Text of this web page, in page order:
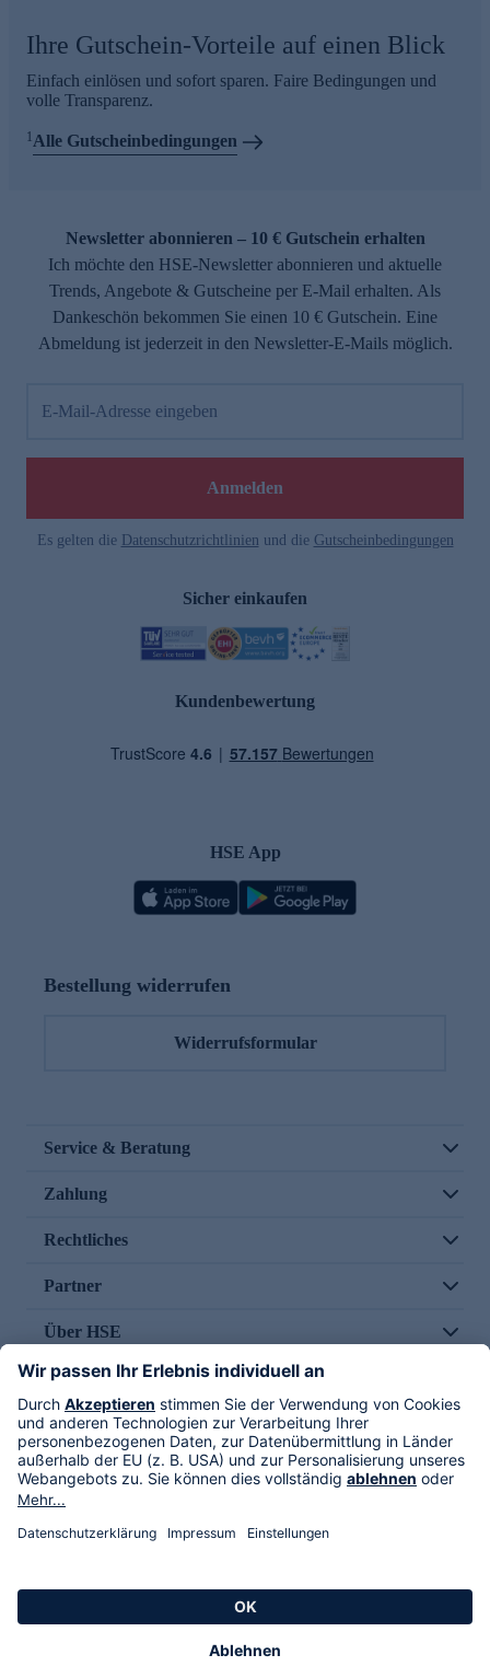
Ihre Gutschein-Vorteile auf einen Blick
Einfach einlösen und sofort sparen. Faire Bedingungen und
volle Transparenz.
1Alle Gutscheinbedingungen
Newsletter abonnieren – 10 € Gutschein erhalten
Ich möchte den HSE-Newsletter abonnieren und aktuelle
Trends, Angebote & Gutscheine per E-Mail erhalten. Als
Dankeschön bekommen Sie einen 10 € Gutschein. Eine
Abmeldung ist jederzeit in den Newsletter-E-Mails möglich.
E-Mail-Adresse eingeben
Anmelden
Es gelten die Datenschutzrichtlinien und die Gutscheinbedingungen
Sicher einkaufen
Kundenbewertung
HSE App
Bestellung widerrufen
Widerrufsformular
Service & Beratung
Zahlung
Rechtliches
Partner
Über HSE
Im TV
HSE International